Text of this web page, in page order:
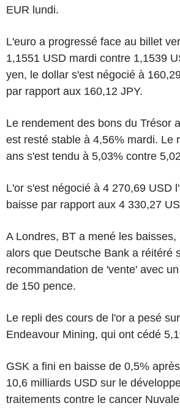
EUR lundi.
L'euro a progressé face au billet
1,1551 USD mardi contre 1,1539
yen, le dollar s'est négocié à
par rapport aux 160,12 JPY.
Le rendement des bons du Trésor
est resté stable à 4,56% mardi. Le
ans s'est tendu à 5,03% contre
L'or s'est négocié à 4 270,69 USD
baisse par rapport aux 4 330,27
A Londres, BT a mené les baisses,
alors que Deutsche Bank a réitéré
recommandation de 'vente' avec
de 150 pence.
Le repli des cours de l'or a pesé
Endeavour Mining, qui ont cédé
GSK a fini en baisse de 0,5%
10,6 milliards USD sur le
traitements contre le cancer